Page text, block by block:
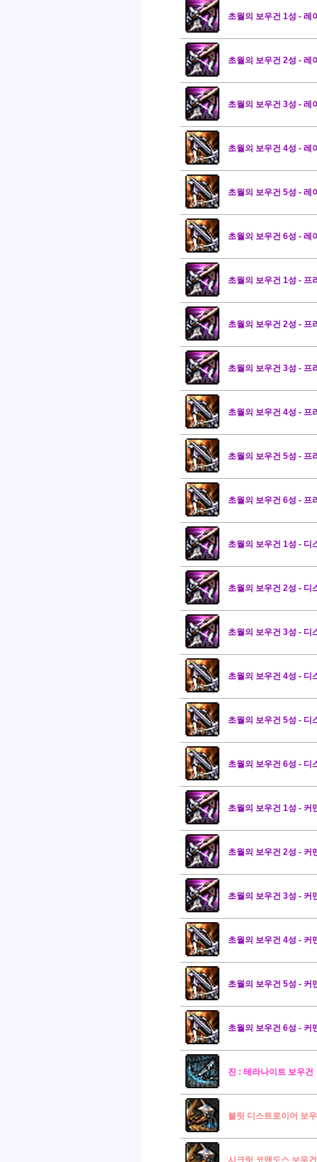
초월의 보우건 1성 - 레
초월의 보우건 2성 - 레
초월의 보우건 3성 - 레
초월의 보우건 4성 - 레
초월의 보우건 5성 - 레
초월의 보우건 6성 - 레
초월의 보우건 1성 - 프
초월의 보우건 2성 - 프
초월의 보우건 3성 - 프
초월의 보우건 4성 - 프
초월의 보우건 5성 - 프
초월의 보우건 6성 - 프
초월의 보우건 1성 - 디
초월의 보우건 2성 - 디
초월의 보우건 3성 - 디
초월의 보우건 4성 - 디
초월의 보우건 5성 - 디
초월의 보우건 6성 - 디
초월의 보우건 1성 - 커
초월의 보우건 2성 - 커
초월의 보우건 3성 - 커
초월의 보우건 4성 - 커
초월의 보우건 5성 - 커
초월의 보우건 6성 - 커
진 : 테라나이트 보우건
불릿 디스트로이어 보
시크릿 코맨도스 보우